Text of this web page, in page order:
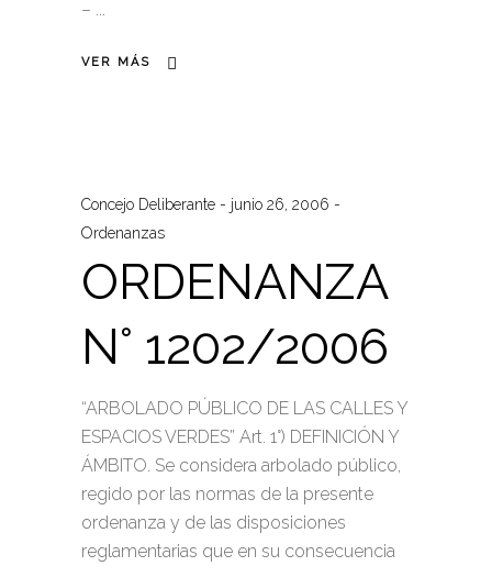
–
VER MÁS
Concejo Deliberante
junio 26, 2006
Ordenanzas
ORDENANZA
N° 1202/2006
“ARBOLADO PÚBLICO DE LAS CALLES Y
ESPACIOS VERDES” Art. 1°) DEFINICIÓN Y
ÁMBITO. Se considera arbolado público,
regido por las normas de la presente
ordenanza y de las disposiciones
reglamentarias que en su consecuencia